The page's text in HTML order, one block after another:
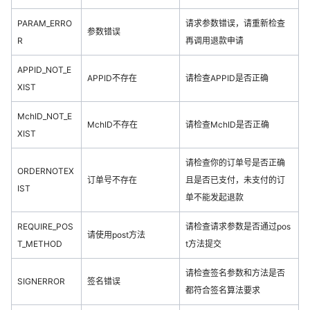
PARAM_ERRO
R
参数错误
请求参数错误，请重新检查
再调用退款申请
APPID_NOT_E
XIST
APPID不存在 请检查APPID是否正确
MchID_NOT_E
XIST
MchID不存在 请检查MchID是否正确
ORDERNOTEX
IST
订单号不存在
请检查你的订单号是否正确
且是否已支付，未支付的订
单不能发起退款
REQUIRE_POS
T_METHOD
请使用post方法
请检查请求参数是否通过pos
t方法提交
SIGNERROR 签名错误
请检查签名参数和方法是否
都符合签名算法要求